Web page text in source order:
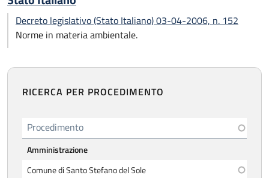
Decreto legislativo (Stato Italiano) 03-04-2006, n. 152
Norme in materia ambientale.
RICERCA PER PROCEDIMENTO
Procedimento
Amministrazione